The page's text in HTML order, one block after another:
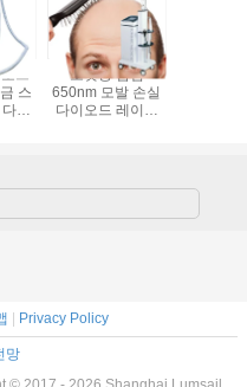
프
스
이
포켓용 탐침
650nm 모발 손실
다이오드 레이저
| Privacy Policy
망